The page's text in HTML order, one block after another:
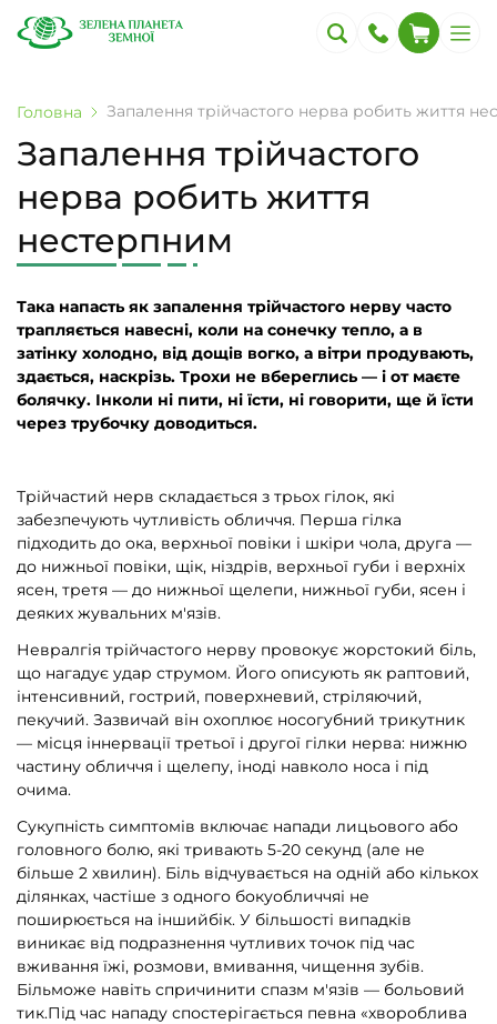
Головна Запалення трійчастого нерва робить життя
Запалення трійчастого
нерва робить життя
нестерпним
Така напасть як запалення трійчастого нерву часто
трапляється навесні, коли на сонечку тепло, а в
затінку холодно, від дощів вогко, а вітри продувають,
здається, наскрізь. Трохи не вбереглись — і от маєте
болячку. Інколи ні пити, ні їсти, ні говорити, ще й їсти
через трубочку доводиться.
Трійчастий нерв складається з трьох гілок, які
забезпечують чутливість обличчя. Перша гілка
підходить до ока, верхньої повіки і шкіри чола, друга —
до нижньої повіки, щік, ніздрів, верхньої губи і верхніх
ясен, третя — до нижньої щелепи, нижньої губи, ясен і
деяких жувальних м'язів.
Невралгія трійчастого нерву провокує жорстокий біль,
що нагадує удар струмом. Його описують як раптовий,
інтенсивний, гострий, поверхне­вий, стріляючий,
пекучий. Зазвичай він охоплює носогубний трикутник
— місця іннервації третьої і другої гілки нерва: нижню
частину обличчя і щелепу, іноді навколо носа і під
очима.
Сукупність симптомів включає напади лицьового або
головного болю, які тривають 5-20 секунд (але не
більше 2 хвилин). Біль відчувається на одній або кількох
ді­лянках, частіше з одного бокуобличчяі не
поширюється на іншийбік. У більшості випадків
виникає від подразнення чутливих точок під час
вживання їжі, розмови, вмивання, чищення зубів.
Більможе навіть спричинити спазм м'язів — больовий
тик.Під час нападу спостерігається певна «хвороблива